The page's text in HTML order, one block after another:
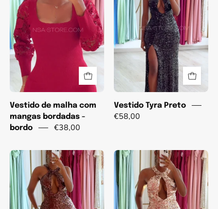
com
mangas
bordadas
Vestido de malha com
mangas bordadas -
bordo
€38,00
Vestido Tyra Preto
€58,00
Vestido
Tyra
castanho
Vestido
Tyra
Dourado